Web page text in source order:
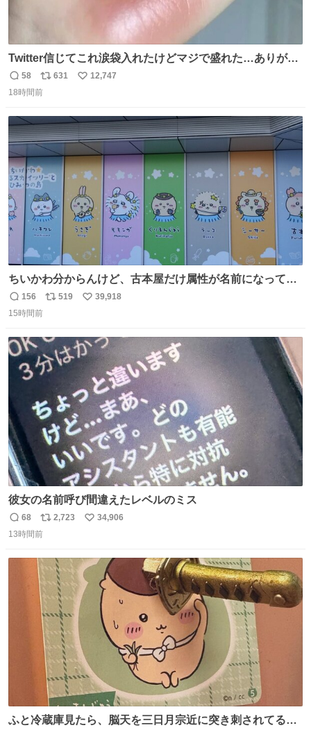
Twitter信じてこれ涙袋入れたけどマジで盛れた…ありがと
う…
返
信
58
リ
ポ
ト
数
631
い
数
12,747
18時間前
ちいかわ分からんけど、古本屋だけ属性が名前になってる
のはどういうこと？
返
信
156
リ
ト
数
519
い
数
39,918
15時間前
彼女の名前呼び間違えたレベルのミス
返
信
68
リ
ポ
ト
数
2,723
い
数
34,906
13時間前
ふと冷蔵庫見たら、脳天を三日月宗近に突き刺されてるく